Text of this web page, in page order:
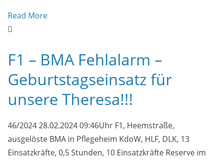
Read More
F1 – BMA Fehlalarm –
Geburtstagseinsatz für
unsere Theresa!!!
46/2024 28.02.2024 09:46Uhr F1, Heemstraße,
ausgelöste BMA in Pflegeheim KdoW, HLF, DLK, 13
Einsatzkräfte, 0,5 Stunden, 10 Einsatzkräfte Reserve im